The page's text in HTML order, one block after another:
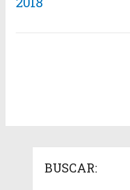
BUSCAR: